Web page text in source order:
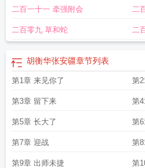
52度价格 重庆公安张安疆 安疆智能拖拉
安局现任局长张安疆
新疆老窖多少钱一瓶
疆安疆装备安疆燕安疆电子潼南张安疆
二百一十一 牵强附会 二
二百零九 草和蛇 二
胡衡华张安疆章节列表
第1章 来见你了 第
第3章 留下来 第
第5章 长大了 第
第7章 迎战 第
第9章 出师未捷 第